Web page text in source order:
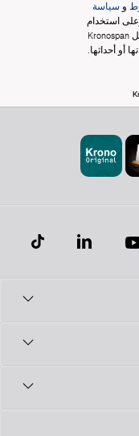
و سياسة
استخدام
معلومات الاتصال الخاصة بي من قبل Kronospan
أو أحداثها.